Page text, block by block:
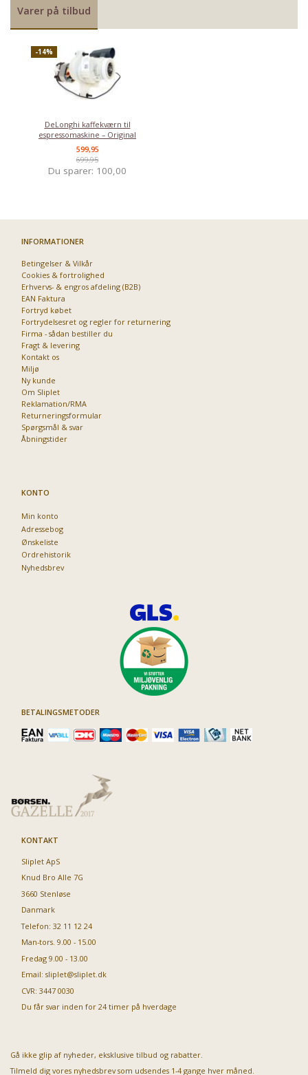
Varer på tilbud
-14%
DeLonghi kaffekværn til
espressomaskine – Original
599,95
699,95
Du sparer: 100,00
INFORMATIONER
Betingelser & Vilkår
Cookies & fortrolighed
Erhvervs- & engros afdeling (B2B)
EAN Faktura
Fortryd købet
Fortrydelsesret og regler for returnering
Firma - sådan bestiller du
Fragt & levering
Kontakt os
Miljø
Ny kunde
Om Sliplet
Reklamation/RMA
Returneringsformular
Spørgsmål & svar
Åbningstider
KONTO
Min konto
Adressebog
Ønskeliste
Ordrehistorik
Nyhedsbrev
BETALINGSMETODER
KONTAKT
Sliplet ApS
Knud Bro Alle 7G
3660 Stenløse
Danmark
Telefon: 32 11 12 24
Man-tors. 9.00 - 15.00
Fredag 9.00 - 13.00
Email: sliplet@sliplet.dk
CVR: 3447 0030
Du får svar inden for 24 timer på hverdage
Gå ikke glip af nyheder, eksklusive tilbud og rabatter.
Tilmeld dig vores nyhedsbrev som udsendes 1-4 gange hver måned.
Priser fra kun 29,95